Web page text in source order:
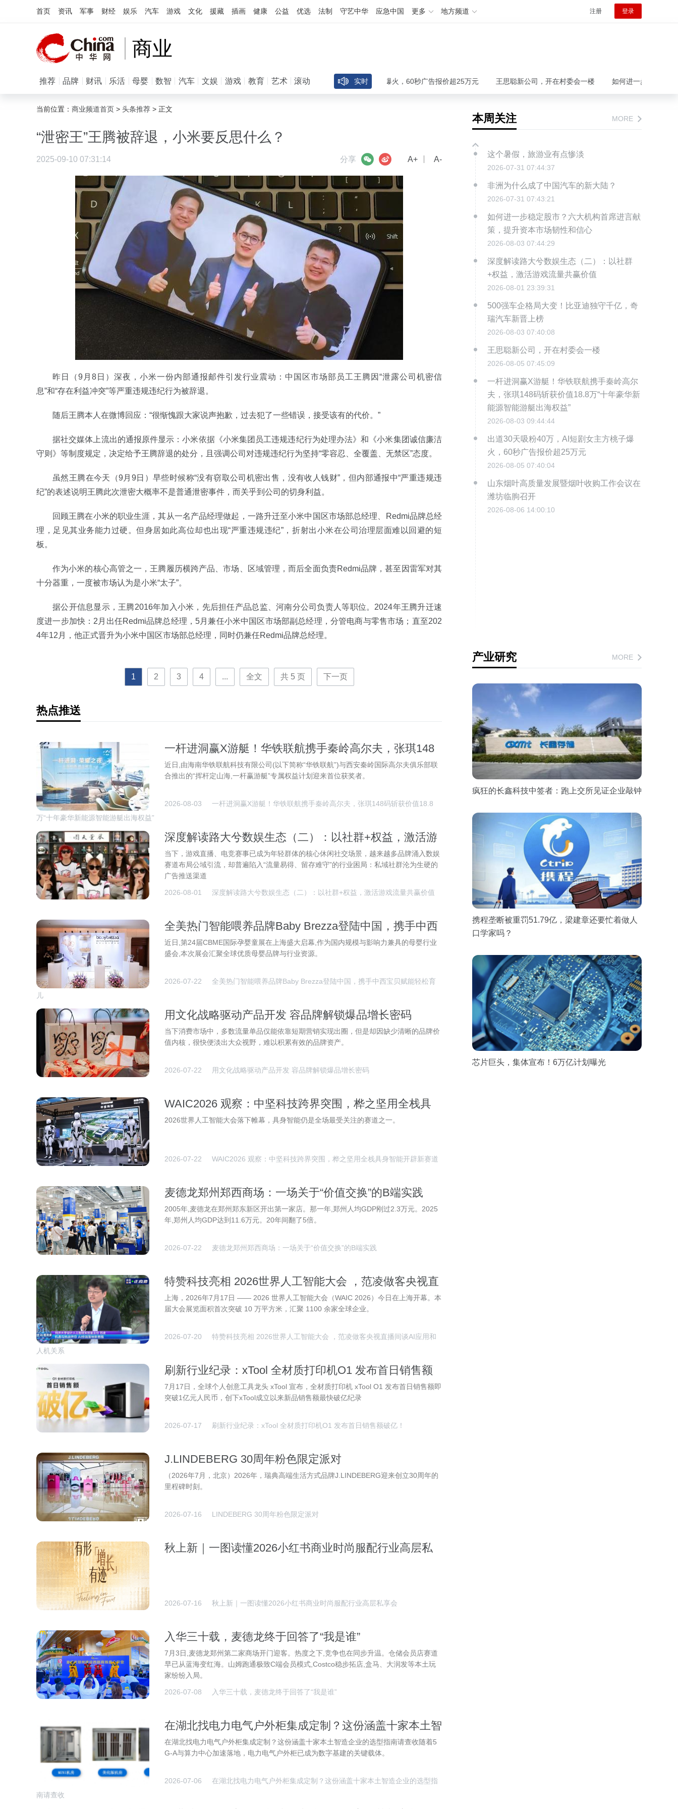
首页 资讯 军事 财经 娱乐 汽车 游戏 文化 援藏 插画 健康 公益 优选 法制 守艺中华 应急中国 更多 地方频道 注册 登录
商业
推荐 品牌 财讯 乐活 母婴 数智 汽车 文娱 游戏 教育 艺术 滚动 实时
出道30天吸粉40万，AI短剧女主方桃子爆火，60秒广告报价超25万元 王思聪新公司，开在村委会一楼 如何进一步稳定股市？六大
当前位置： 商业频道首页 > 头条推荐 > 正文
“泄密王”王腾被辞退，小米要反思什么？
2025-09-10 07:31:14 A+ A-
分享
微博
昨日（9月8日）深夜，小米一份内部通报邮件引发行业震动：中国区市场部员工王腾因“泄露公司机密信
息”和“存在利益冲突”等严重违规违纪行为被辞退。
随后王腾本人在微博回应：“很惭愧跟大家说声抱歉，过去犯了一些错误，接受该有的代价。”
据社交媒体上流出的通报原件显示：小米依据《小米集团员工违规违纪行为处理办法》和《小米集团诚信廉洁
守则》等制度规定，决定给予王腾辞退的处分，且强调公司对违规违纪行为坚持“零容忍、全覆盖、无禁区”态度。
虽然王腾在今天（9月9日）早些时候称“没有窃取公司机密出售，没有收人钱财”，但内部通报中“严重违规违
纪”的表述说明王腾此次泄密大概率不是普通泄密事件，而关乎到公司的切身利益。
回顾王腾在小米的职业生涯，其从一名产品经理做起，一路升迁至小米中国区市场部总经理、Redmi品牌总经
理，足见其业务能力过硬。但身居如此高位却也出现“严重违规违纪”，折射出小米在公司治理层面难以回避的短
板。
作为小米的核心高管之一，王腾履历横跨产品、市场、区域管理，而后全面负责Redmi品牌，甚至因雷军对其
十分器重，一度被市场认为是小米“太子”。
据公开信息显示，王腾2016年加入小米，先后担任产品总监、河南分公司负责人等职位。2024年王腾升迁速
度进一步加快：2月出任Redmi品牌总经理，5月兼任小米中国区市场部副总经理，分管电商与零售市场；直至202
4年12月，他正式晋升为小米中国区市场部总经理，同时仍兼任Redmi品牌总经理。
1 2 3 4 ... 全文 共5 页 下一页
热点推送
一杆进洞赢X游艇！华铁联航携手秦岭高尔夫，张琪148
码斩获价值18.8万“十年豪华新能源智能游艇出海权益”
近日,由海南华铁联航科技有限公司(以下简称“华铁联航”)与西安秦岭国际高尔夫俱乐部联
合推出的“挥杆定山海,一杆赢游艇”专属权益计划迎来首位获奖者。
2026-08-03
一杆进洞赢X游艇！华铁联航携手秦岭高尔夫，张琪148码斩获价值18.8
万“十年豪华新能源智能游艇出海权益”
深度解读路大兮数娱生态（二）：以社群+权益，激活游
戏流量共赢价值
当下，游戏直播、电竞赛事已成为年轻群体的核心休闲社交场景，越来越多品牌涌入数娱
赛道布局公域引流，却普遍陷入“流量易得、留存难守”的行业困局：私域社群沦为生硬的
广告推送渠道
2026-08-01 深度解读路大兮数娱生态（二）：以社群+权益，激活游戏流量共赢价值
全美热门智能喂养品牌Baby Brezza登陆中国，携手中西
宝贝赋能轻松育儿
近日,第24届CBME国际孕婴童展在上海盛大启幕,作为国内规模与影响力兼具的母婴行业
盛会,本次展会汇聚全球优质母婴品牌与行业资源。
2026-07-22
全美热门智能喂养品牌Baby Brezza登陆中国，携手中西宝贝赋能轻松育
儿
用文化战略驱动产品开发 容品牌解锁爆品增长密码
当下消费市场中，多数流量单品仅能依靠短期营销实现出圈，但是却因缺少清晰的品牌价
值内核，很快便淡出大众视野，难以积累有效的品牌资产。
2026-07-22 用文化战略驱动产品开发 容品牌解锁爆品增长密码
WAIC2026 观察：中坚科技跨界突围，桦之坚用全栈具
身智能开辟新赛道
2026世界人工智能大会落下帷幕，具身智能仍是全场最受关注的赛道之一。
2026-07-22 WAIC2026 观察：中坚科技跨界突围，桦之坚用全栈具身智能开辟新赛道
麦德龙郑州郑西商场：一场关于“价值交换”的B端实践
2005年,麦德龙在郑州郑东新区开出第一家店。那一年,郑州人均GDP刚过2.3万元。2025
年,郑州人均GDP达到11.6万元。20年间翻了5倍。
2026-07-22 麦德龙郑州郑西商场：一场关于“价值交换”的B端实践
特赞科技亮相 2026世界人工智能大会 ，范凌做客央视直
播间谈AI应用和人机关系
上海，2026年7月17日 —— 2026 世界人工智能大会（WAIC 2026）今日在上海开幕。本
届大会展览面积首次突破 10 万平方米，汇聚 1100 余家全球企业。
2026-07-20
特赞科技亮相 2026世界人工智能大会 ，范凌做客央视直播间谈AI应用和
人机关系
刷新行业纪录：xTool 全材质打印机O1 发布首日销售额
破亿！
7月17日，全球个人创意工具龙头 xTool 宣布，全材质打印机 xTool O1 发布首日销售额即
突破1亿元人民币，创下xTool成立以来新品销售额最快破亿纪录
2026-07-17 刷新行业纪录：xTool 全材质打印机O1 发布首日销售额破亿！
J.LINDEBERG 30周年粉色限定派对
（2026年7月，北京）2026年，瑞典高端生活方式品牌J.LINDEBERG迎来创立30周年的
里程碑时刻。
2026-07-16 LINDEBERG 30周年粉色限定派对
秋上新｜一图读懂2026小红书商业时尚服配行业高层私
2026-07-16 秋上新｜一图读懂2026小红书商业时尚服配行业高层私享会
入华三十载，麦德龙终于回答了“我是谁”
7月3日,麦德龙郑州第二家商场开门迎客。热度之下,竞争也在同步升温。仓储会员店赛道
早已从蓝海变红海。山姆跑通极致C端会员模式,Costco稳步拓店,盒马、大润发等本土玩
家纷纷入局。
2026-07-08 入华三十载，麦德龙终于回答了“我是谁”
在湖北找电力电气户外柜集成定制？这份涵盖十家本土智
造企业的选型指南请查收
在湖北找电力电气户外柜集成定制？这份涵盖十家本土智造企业的选型指南请查收随着5
G-A与算力中心加速落地，电力电气户外柜已成为数字基建的关键载体。
2026-07-06
在湖北找电力电气户外柜集成定制？这份涵盖十家本土智造企业的选型指
南请查收
本周关注 MORE
这个暑假，旅游业有点惨淡
2026-07-31 07:44:37
非洲为什么成了中国汽车的新大陆？
2026-07-31 07:43:21
如何进一步稳定股市？六大机构首席进言献
策，提升资本市场韧性和信心
2026-08-03 07:44:29
深度解读路大兮数娱生态（二）：以社群
+权益，激活游戏流量共赢价值
2026-08-01 23:39:31
500强车企格局大变！比亚迪独守千亿，奇
瑞汽车新晋上榜
2026-08-03 07:40:08
王思聪新公司，开在村委会一楼
2026-08-05 07:45:09
一杆进洞赢X游艇！华铁联航携手秦岭高尔
夫，张琪148码斩获价值18.8万“十年豪华新
能源智能游艇出海权益”
2026-08-03 09:44:44
出道30天吸粉40万，AI短剧女主方桃子爆
火，60秒广告报价超25万元
2026-08-05 07:40:04
山东烟叶高质量发展暨烟叶收购工作会议在
潍坊临朐召开
2026-08-06 14:00:10
产业研究 MORE
疯狂的长鑫科技中签者：跑上交所见证企业敲钟
携程垄断被重罚51.79亿，梁建章还要忙着做人
口学家吗？
芯片巨头，集体宣布！6万亿计划曝光